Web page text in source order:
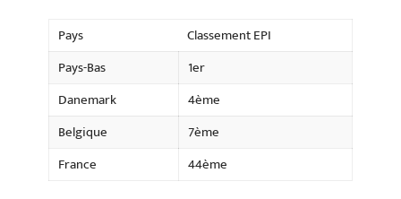
Pays
Classement EPI
Pays-Bas
1er
Danemark
4ème
Belgique
7ème
France
44ème